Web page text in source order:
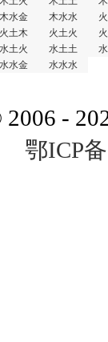
木水金 木水水
火土木 火土火
水土火 水土土
水水金 水水水
2006 -
鄂ICP